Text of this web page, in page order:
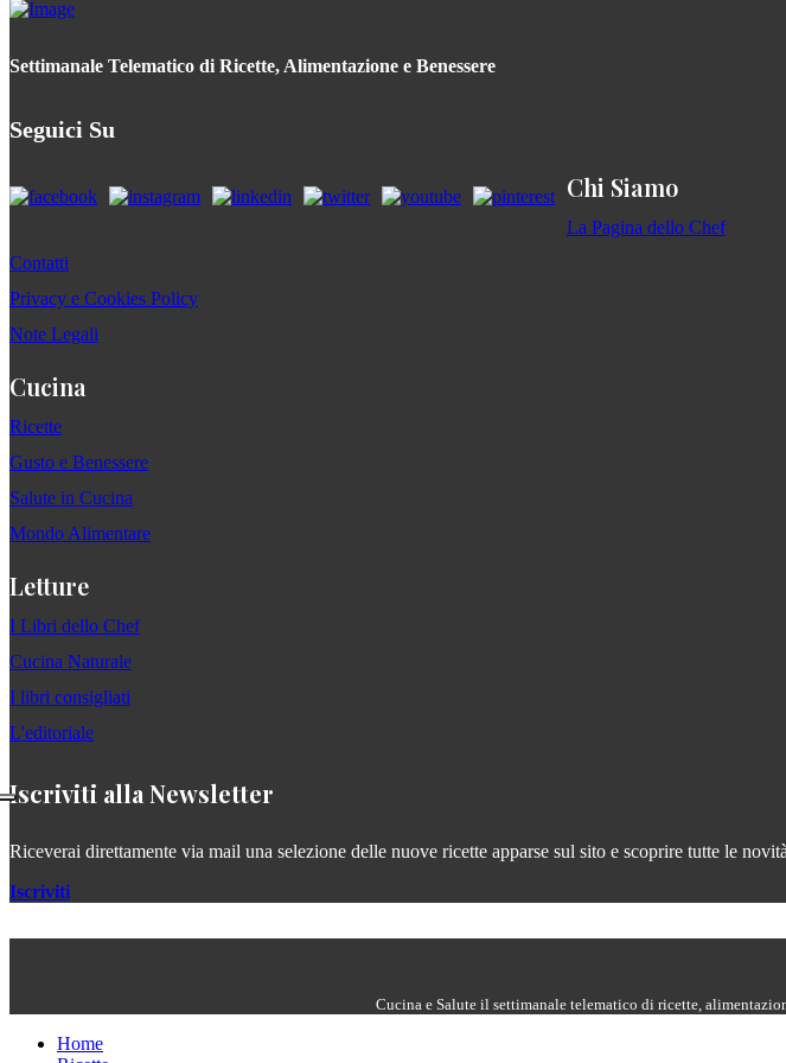
Settimanale Telematico di Ricette, Alimentazione e Benessere
Seguici Su
Chi Siamo
La Pagina dello Chef
Contatti
Privacy e Cookies Policy
Note Legali
Cucina
Ricette
Gusto e Benessere
Salute in Cucina
Mondo Alimentare
Letture
I Libri dello Chef
Cucina Naturale
I libri consigliati
L'editoriale
Iscriviti alla Newsletter
Riceverai direttamente via mail una selezione delle nuove ricette apparse sul sito e scoprire tutte le
Iscriviti
Cucina e Salute il settimanale telematico di ricette,
Home